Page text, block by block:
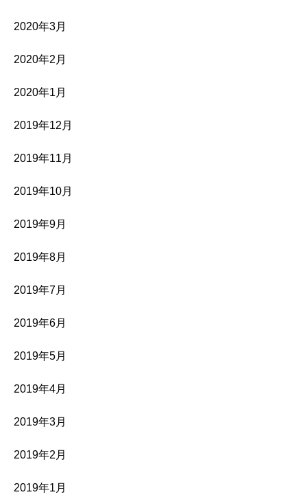
2020年3月
2020年2月
2020年1月
2019年12月
2019年11月
2019年10月
2019年9月
2019年8月
2019年7月
2019年6月
2019年5月
2019年4月
2019年3月
2019年2月
2019年1月